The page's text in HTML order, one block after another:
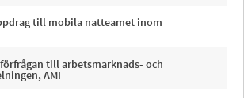
till mobila natteamet inom
till arbetsmarknads- och
AMI